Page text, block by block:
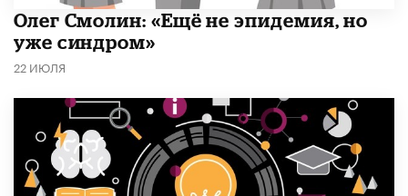
​Олег Смолин: «Ещё не эпидемия, но
уже синдром»
22 ИЮЛЯ